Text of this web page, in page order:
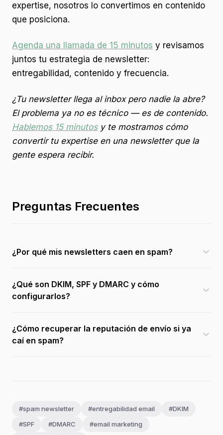
expertise, nosotros lo convertimos en contenido
que posiciona.
Agenda una llamada de 15 minutos y revisamos
juntos tu estrategia de newsletter:
entregabilidad, contenido y frecuencia.
¿Tu newsletter llega al inbox pero nadie la abre?
El problema ya no es técnico — es de contenido.
Hablemos 15 minutosy te mostramos cómo
convertir tu expertise en una newsletter que la
gente espera recibir.
Preguntas Frecuentes
¿Por qué mis newsletters caen en spam?
¿Qué son DKIM, SPF y DMARC y cómo
configurarlos?
¿Cómo recuperar la reputación de envío si ya
caí en spam?
#spam newsletter #entregabilidad email
#DKIM
#SPF
#DMARC
#email marketing